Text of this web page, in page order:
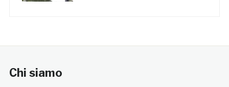
Chi siamo